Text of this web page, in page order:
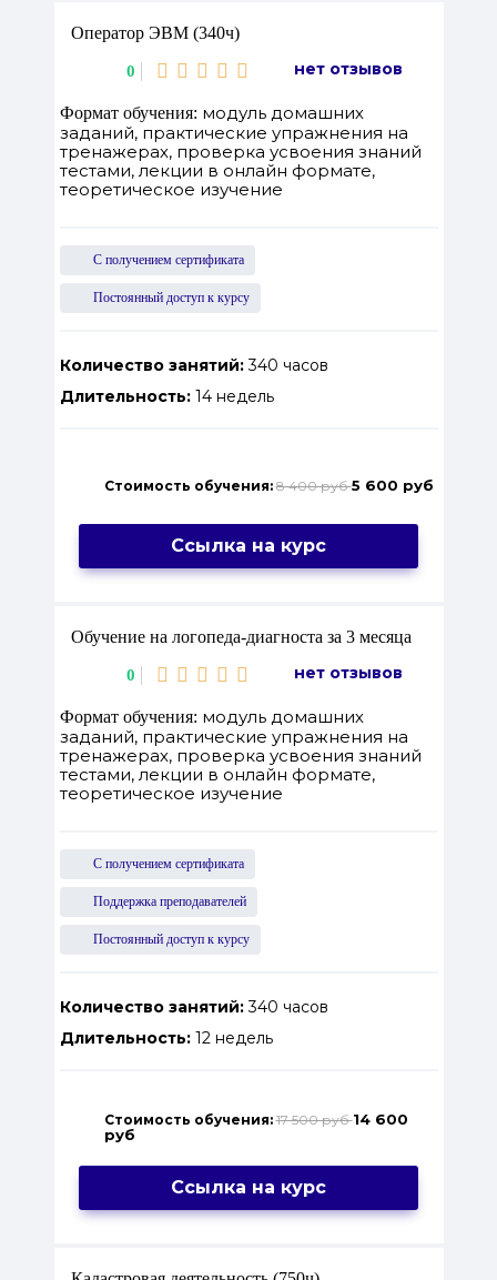
Оператор ЭВМ (340ч)
0 нет отзывов
Формат обучения: модуль домашних
заданий, практические упражнения на
тренажерах, проверка усвоения знаний
тестами, лекции в онлайн формате,
теоретическое изучение
С получением сертификата
Постоянный доступ к курсу
Количество занятий:340 часов
Длительность:14 недель
Стоимость обучения: 8 400 руб5 600 руб
Ссылка на курс
Обучение на логопеда-диагноста за 3 месяца
0 нет отзывов
Формат обучения: модуль домашних
заданий, практические упражнения на
тренажерах, проверка усвоения знаний
тестами, лекции в онлайн формате,
теоретическое изучение
С получением сертификата
Поддержка преподавателей
Постоянный доступ к курсу
Количество занятий:340 часов
Длительность:12 недель
Стоимость обучения: 17 500 руб14 600
руб
Ссылка на курс